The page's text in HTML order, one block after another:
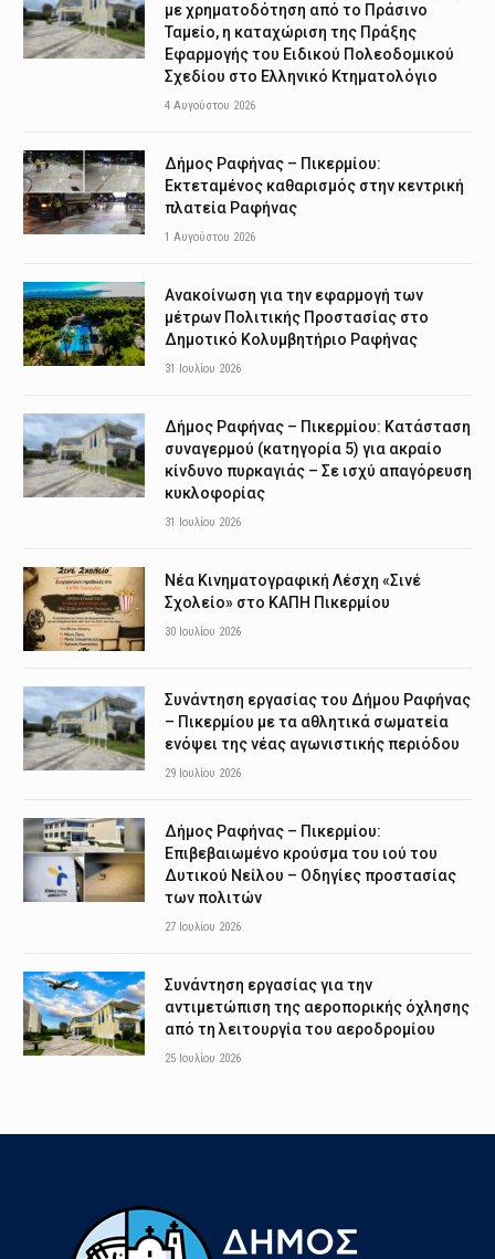
με χρηματοδότηση από το Πράσινο
Ταμείο, η καταχώριση της Πράξης
Εφαρμογής του Ειδικού Πολεοδομικού
Σχεδίου στο Ελληνικό Κτηματολόγιο
4 Αυγούστου 2026
Δήμος Ραφήνας – Πικερμίου:
Εκτεταμένος καθαρισμός στην κεντρική
πλατεία Ραφήνας
1 Αυγούστου 2026
Ανακοίνωση για την εφαρμογή των
μέτρων Πολιτικής Προστασίας στο
Δημοτικό Κολυμβητήριο Ραφήνας
31 Ιουλίου 2026
Δήμος Ραφήνας – Πικερμίου: Κατάσταση
συναγερμού (κατηγορία 5) για ακραίο
κίνδυνο πυρκαγιάς – Σε ισχύ απαγόρευση
κυκλοφορίας
31 Ιουλίου 2026
Νέα Κινηματογραφική Λέσχη «Σινέ
Σχολείο» στο ΚΑΠΗ Πικερμίου
30 Ιουλίου 2026
Συνάντηση εργασίας του Δήμου Ραφήνας
– Πικερμίου με τα αθλητικά σωματεία
ενόψει της νέας αγωνιστικής περιόδου
29 Ιουλίου 2026
Δήμος Ραφήνας – Πικερμίου:
Επιβεβαιωμένο κρούσμα του ιού του
Δυτικού Νείλου – Οδηγίες προστασίας
των πολιτών
27 Ιουλίου 2026
Συνάντηση εργασίας για την
αντιμετώπιση της αεροπορικής όχλησης
από τη λειτουργία του αεροδρομίου
25 Ιουλίου 2026